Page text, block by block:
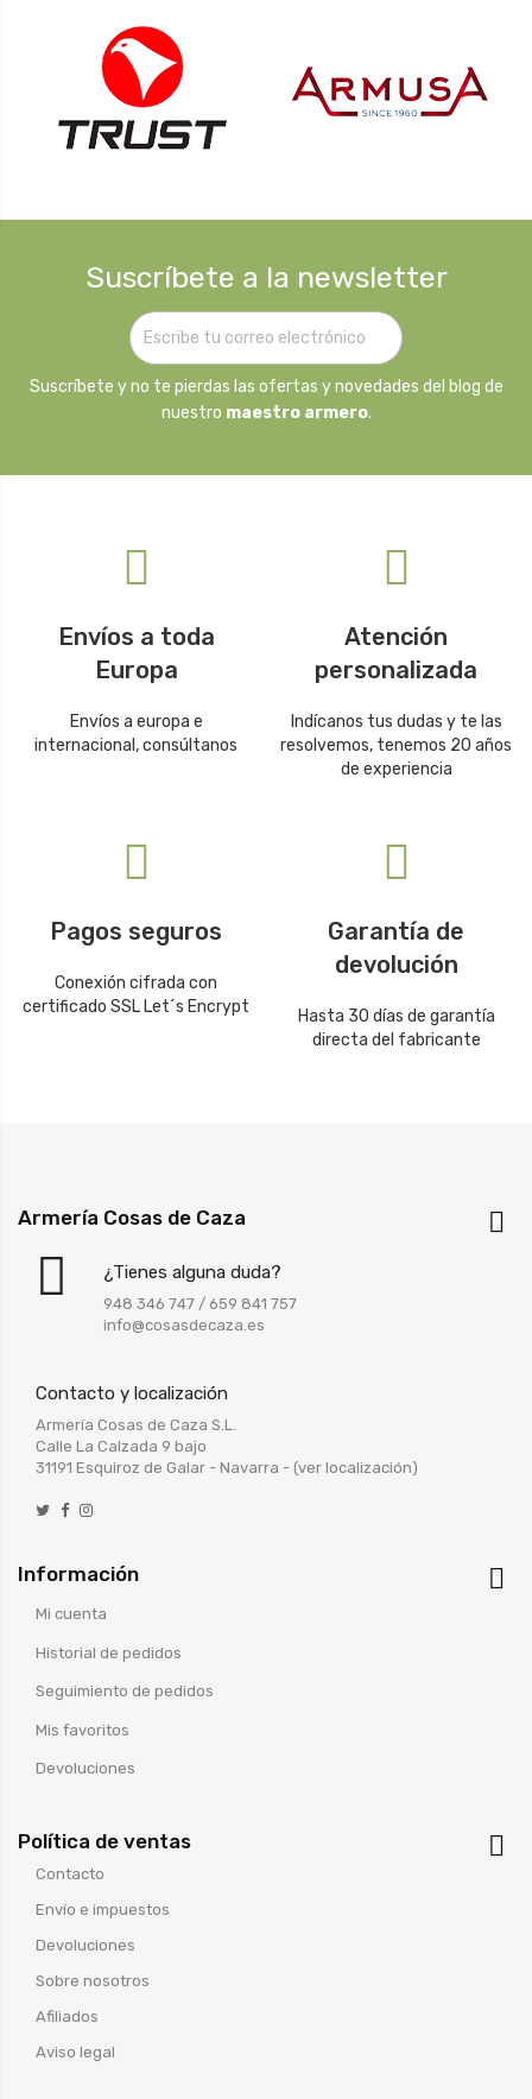
Suscríbete a la newsletter
Suscríbete y no te pierdas las ofertas y novedades del blog de
nuestro maestro armero.
Envíos a toda
Europa
Envíos a europa e
internacional, consúltanos
Atención
personalizada
Indícanos tus dudas y te las
resolvemos, tenemos 20 años
de experiencia
Pagos seguros
Conexión cifrada con
certificado SSL Let´s Encrypt
Garantía de
devolución
Hasta 30 días de garantía
directa del fabricante
Armería Cosas de Caza 
¿Tienes alguna duda?
948 346 747 / 659 841 757
info@cosasdecaza.es
Contacto y localización
Armería Cosas de Caza S.L.
Calle La Calzada 9 bajo
31191 Esquiroz de Galar - Navarra - (ver localización)
Información 
Mi cuenta
Historial de pedidos
Seguimiento de pedidos
Mis favoritos
Devoluciones
Política de ventas 
Contacto
Envío e impuestos
Devoluciones
Sobre nosotros
Afiliados
Aviso legal